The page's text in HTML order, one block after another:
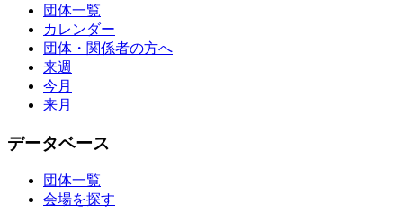
団体一覧
カレンダー
団体・関係者の方へ
来週
今月
来月
データベース
団体一覧
会場を探す